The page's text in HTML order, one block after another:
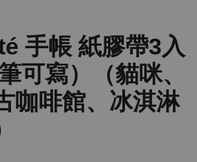
手帳 紙膠帶3入
可寫）（貓咪、
咖啡館、冰淇淋